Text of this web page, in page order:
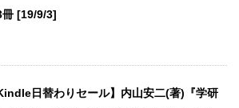
冊 [19/9/3]
Kindle日替わりセール】内山安二(著)『学研